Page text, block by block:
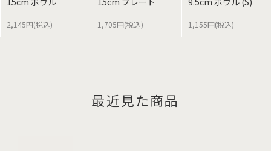
2,145円(税込) 1,705円(税込) 1,155円(税込)
最近見た商品